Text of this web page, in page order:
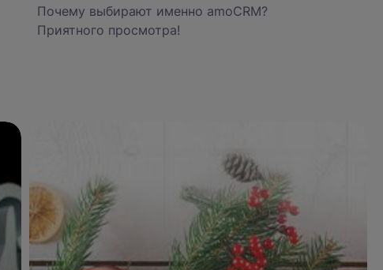
Почему выбирают именно amoCRM?
Приятного просмотра!